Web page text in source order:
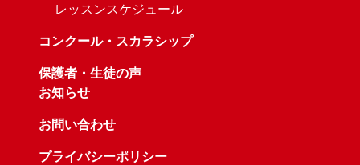
レッスンスケジュール
コンクール・スカラシップ
保護者・生徒の声
お知らせ
お問い合わせ
プライバシーポリシー